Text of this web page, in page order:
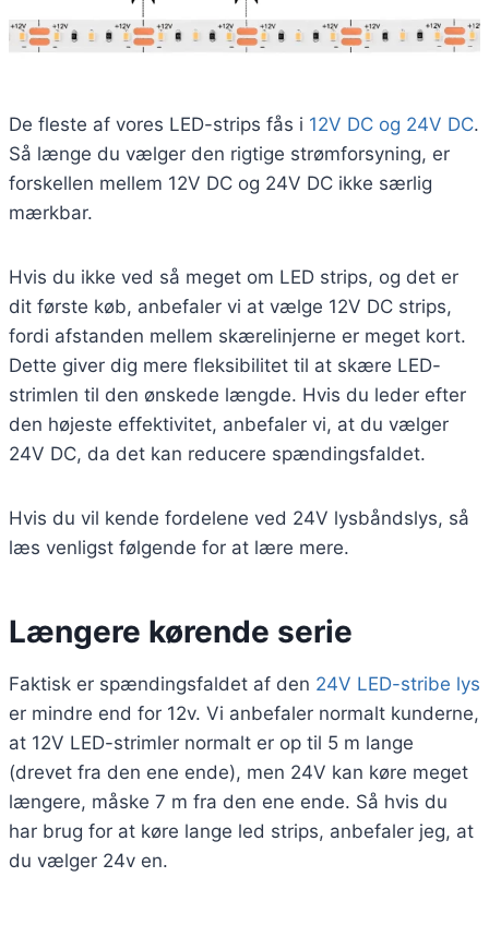
De fleste af vores LED-strips fås i 12V DC og 24V DC.
Så længe du vælger den rigtige strømforsyning, er
forskellen mellem 12V DC og 24V DC ikke særlig
mærkbar.
Hvis du ikke ved så meget om LED strips, og det er
dit første køb, anbefaler vi at vælge 12V DC strips,
fordi afstanden mellem skærelinjerne er meget kort.
Dette giver dig mere fleksibilitet til at skære LED-
strimlen til den ønskede længde. Hvis du leder efter
den højeste effektivitet, anbefaler vi, at du vælger
24V DC, da det kan reducere spændingsfaldet.
Hvis du vil kende fordelene ved 24V lysbåndslys, så
læs venligst følgende for at lære mere.
Længere kørende serie
Faktisk er spændingsfaldet af den 24V LED-stribe lys
er mindre end for 12v. Vi anbefaler normalt kunderne,
at 12V LED-strimler normalt er op til 5 m lange
(drevet fra den ene ende), men 24V kan køre meget
længere, måske 7 m fra den ene ende. Så hvis du
har brug for at køre lange led strips, anbefaler jeg, at
du vælger 24v en.